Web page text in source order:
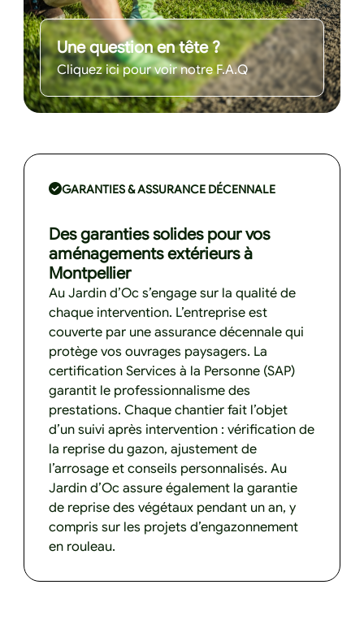
Une question en tête ?
Cliquez ici pour voir notre F.A.Q
GARANTIES & ASSURANCE DÉCENNALE
Des garanties solides pour vos
aménagements extérieurs à
Montpellier
Au Jardin d’Oc s’engage sur la qualité de
chaque intervention. L’entreprise est
couverte par une assurance décennale qui
protège vos ouvrages paysagers. La
certification Services à la Personne (SAP)
garantit le professionnalisme des
prestations. Chaque chantier fait l’objet
d’un suivi après intervention : vérification de
la reprise du gazon, ajustement de
l’arrosage et conseils personnalisés. Au
Jardin d’Oc assure également la garantie
de reprise des végétaux pendant un an, y
compris sur les projets d’engazonnement
en rouleau.